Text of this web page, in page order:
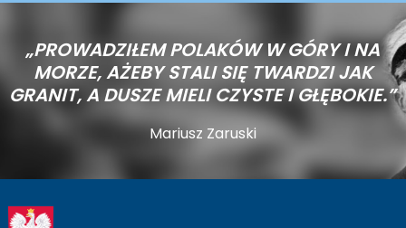
„PROWADZIŁEM POLAKÓW W GÓRY I NA
MORZE,AŻEBY STALI SIĘ TWARDZI JAK
GRANIT, A DUSZE MIELI CZYSTE I GŁĘBOKIE.”
Mariusz Zaruski